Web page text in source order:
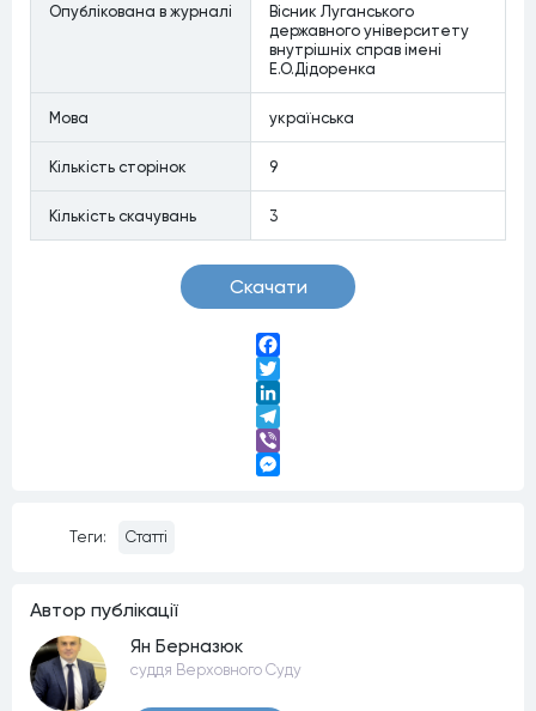
Опублiкована в журналi
Вісник Луганського
державного університету
внутрішніх справ імені
Е.О.Дідоренка
Мова українська
Кiлькiсть сторiнок 9
Кiлькiсть скачувань 3
Скачати
Facebook
Twitter
LinkedIn
Telegram
Viber
Теги: Статті
Автор публiкацiї
Ян Берназюк
суддя Верховного Суду